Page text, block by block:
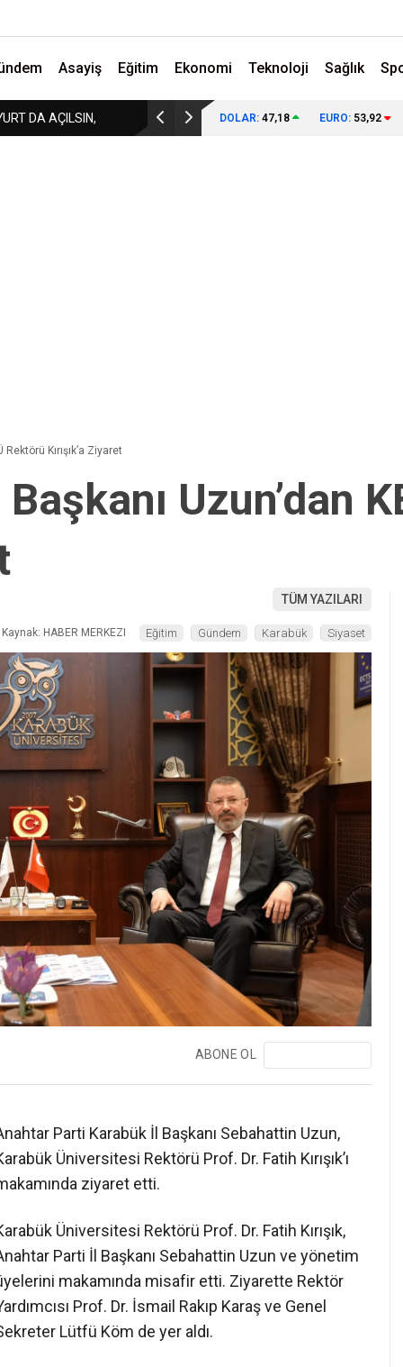
Asayiş Eğitim Ekonomi Teknoloji Sağlık
MAAŞI AÇIKLAMADILAR! KARABÜK’TEKİ O FOTOĞRAFIN
DOLAR: 47,18 EURO: 53,92
Kırışık’a Ziyaret
Uzun’dan
TÜM YAZILARI
Kaynak: HABER MERKEZI Eğitim Gündem Karabük Siyaset
ABONE OL
Parti Karabük İl Başkanı Sebahattin Uzun,
Üniversitesi Rektörü Prof. Dr. Fatih Kırışık’ı
ziyaret etti.
Üniversitesi Rektörü Prof. Dr. Fatih Kırışık,
Parti İl Başkanı Sebahattin Uzun ve yönetim
makamında misafir etti. Ziyarette Rektör
Prof. Dr. İsmail Rakıp Karaş ve Genel
Lütfü Köm de yer aldı.